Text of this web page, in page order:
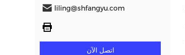
liling@shfangyu.com
اتصل الآن